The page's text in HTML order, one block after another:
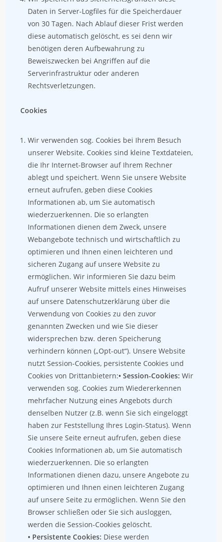
Daten in Server-Logfiles für die Speicherdauer
von 30 Tagen. Nach Ablauf dieser Frist werden
diese automatisch gelöscht, es sei denn wir
benötigen deren Aufbewahrung zu
Beweiszwecken bei Angriffen auf die
Serverinfrastruktur oder anderen
Rechtsverletzungen.
Cookies
Wir verwenden sog. Cookies bei Ihrem Besuch
unserer Website. Cookies sind kleine Textdateien,
die Ihr Internet-Browser auf Ihrem Rechner
ablegt und speichert. Wenn Sie unsere Website
erneut aufrufen, geben diese Cookies
Informationen ab, um Sie automatisch
wiederzuerkennen. Die so erlangten
Informationen dienen dem Zweck, unsere
Webangebote technisch und wirtschaftlich zu
optimieren und Ihnen einen leichteren und
sicheren Zugang auf unsere Website zu
ermöglichen. Wir informieren Sie dazu beim
Aufruf unserer Website mittels eines Hinweises
auf unsere Datenschutzerklärung über die
Verwendung von Cookies zu den zuvor
genannten Zwecken und wie Sie dieser
widersprechen bzw. deren Speicherung
verhindern können („Opt-out“). Unsere Website
nutzt Session-Cookies, persistente Cookies und
Cookies von Drittanbietern:• Session-Cookies: Wir
verwenden sog. Cookies zum Wiedererkennen
mehrfacher Nutzung eines Angebots durch
denselben Nutzer (z.B. wenn Sie sich eingeloggt
haben zur Feststellung Ihres Login-Status). Wenn
Sie unsere Seite erneut aufrufen, geben diese
Cookies Informationen ab, um Sie automatisch
wiederzuerkennen. Die so erlangten
Informationen dienen dazu, unsere Angebote zu
optimieren und Ihnen einen leichteren Zugang
auf unsere Seite zu ermöglichen. Wenn Sie den
Browser schließen oder Sie sich ausloggen,
werden die Session-Cookies gelöscht.
• Persistente Cookies: Diese werden